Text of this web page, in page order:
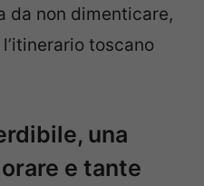
da non dimenticare,
toscano
una
e tante